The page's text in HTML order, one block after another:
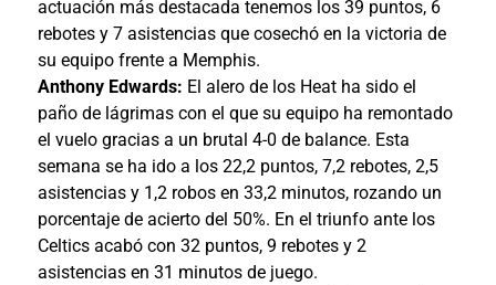
actuación más destacada tenemos los 39 puntos, 6
rebotes y 7 asistencias que cosechó en la victoria de
su equipo frente a Memphis.
Anthony Edwards: El alero de los Heat ha sido el
paño de lágrimas con el que su equipo ha remontado
el vuelo gracias a un brutal 4-0 de balance. Esta
semana se ha ido a los 22,2 puntos, 7,2 rebotes, 2,5
asistencias y 1,2 robos en 33,2 minutos, rozando un
porcentaje de acierto del 50%. En el triunfo ante los
Celtics acabó con 32 puntos, 9 rebotes y 2
asistencias en 31 minutos de juego.